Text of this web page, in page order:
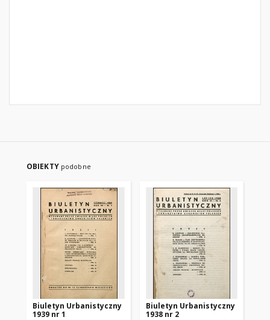
OBIEKTY podobne
Biuletyn Urbanistyczny
1939 nr 1
Biuletyn Urbanistyczny
1938 nr 2